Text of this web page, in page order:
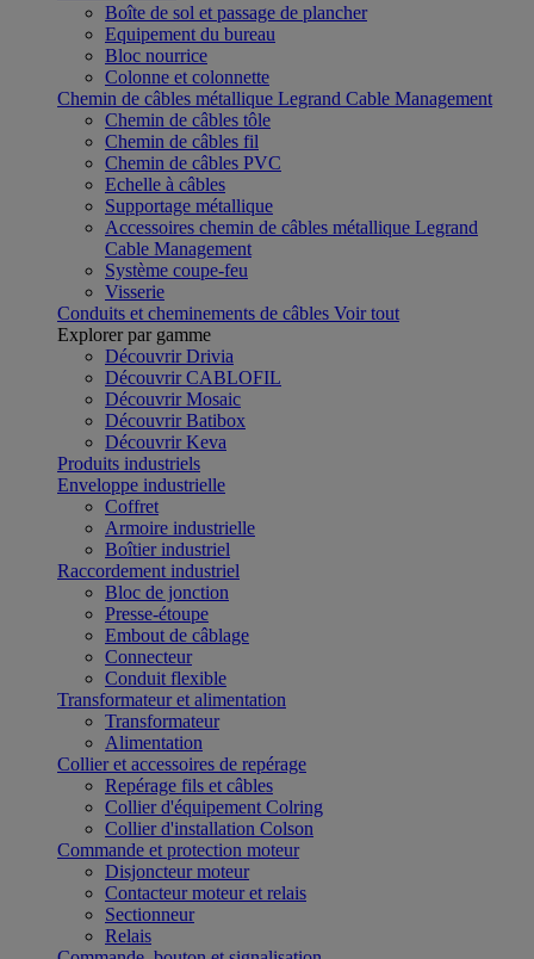
Boîte de sol et passage de plancher
Equipement du bureau
Bloc nourrice
Colonne et colonnette
Chemin de câbles métallique Legrand Cable Management
Chemin de câbles tôle
Chemin de câbles fil
Chemin de câbles PVC
Echelle à câbles
Supportage métallique
Accessoires chemin de câbles métallique Legrand
Cable Management
Système coupe-feu
Visserie
Conduits et cheminements de câbles Voir tout
Explorer par gamme
Découvrir Drivia
Découvrir CABLOFIL
Découvrir Mosaic
Découvrir Batibox
Découvrir Keva
Produits industriels
Enveloppe industrielle
Coffret
Armoire industrielle
Boîtier industriel
Raccordement industriel
Bloc de jonction
Presse-étoupe
Embout de câblage
Connecteur
Conduit flexible
Transformateur et alimentation
Transformateur
Alimentation
Collier et accessoires de repérage
Repérage fils et câbles
Collier d'équipement Colring
Collier d'installation Colson
Commande et protection moteur
Disjoncteur moteur
Contacteur moteur et relais
Sectionneur
Relais